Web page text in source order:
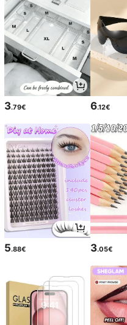
3.79€ 6.12€
5.88€ 3.05€